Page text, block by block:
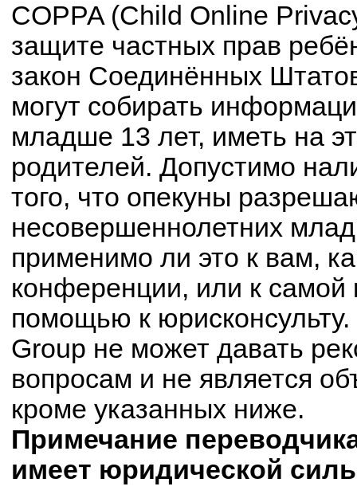
COPPA (Child Online
защите частных прав
закон Соединённых
могут собирать
младше 13 лет, иметь на
родителей. Допустимо
того, что опекуны
несовершеннолетних
применимо ли это к вам,
конференции, или к самой
помощью к
Group не может давать
вопросам и не является
кроме указанных ниже.
Примечание
имеет юридической